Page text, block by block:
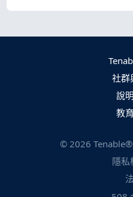
社群
說
教
© 2026
隱私